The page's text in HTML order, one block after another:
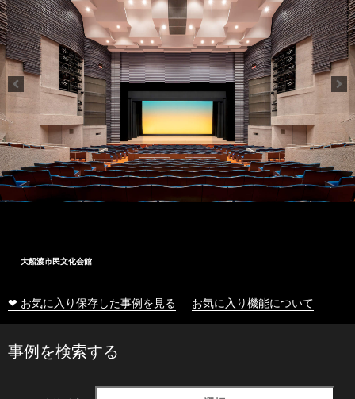
大船渡市民文化会館
❤ お気に入り保存した事例を見る お気に入り機能について
事例を検索する